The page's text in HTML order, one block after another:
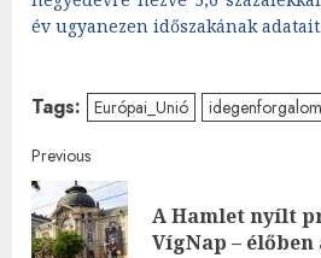
év ugyanezen időszakának adatait.
Tags: Európai_Unió idegenforgalom
Post
navigation
Previous
A Hamlet nyílt
VígNap – élőben